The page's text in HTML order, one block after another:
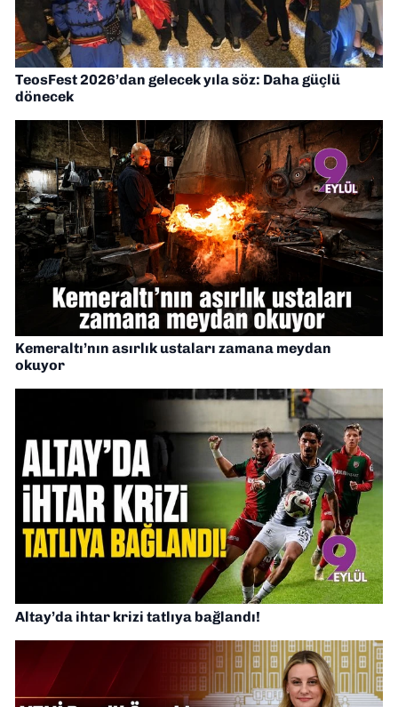
TeosFest 2026’dan gelecek yıla söz: Daha güçlü
dönecek
Kemeraltı’nın asırlık ustaları zamana meydan
okuyor
Altay’da ihtar krizi tatlıya bağlandı!